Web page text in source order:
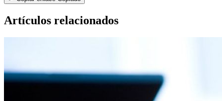
Artículos relacionados